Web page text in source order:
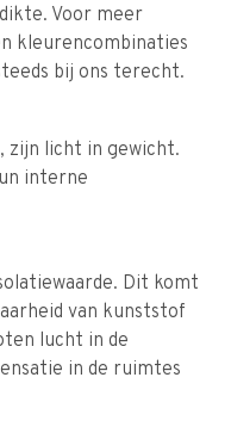
Voor meer
kleurencombinaties
bij ons terecht.
zijn licht in gewicht.
interne
Dit komt
van kunststof
lucht in de
in de ruimtes